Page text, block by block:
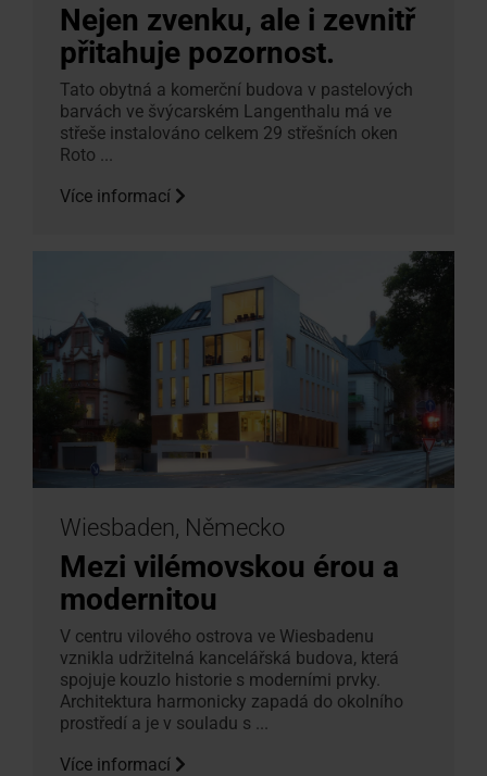
Nejen zvenku, ale i zevnitř
přitahuje pozornost.
Tato obytná a komerční budova v pastelových
barvách ve švýcarském Langenthalu má ve
střeše instalováno celkem 29 střešních oken
Roto ...
Více informací
Wiesbaden, Německo
Mezi vilémovskou érou a
modernitou
V centru vilového ostrova ve Wiesbadenu
vznikla udržitelná kancelářská budova, která
spojuje kouzlo historie s moderními prvky.
Architektura harmonicky zapadá do okolního
prostředí a je v souladu s ...
Více informací